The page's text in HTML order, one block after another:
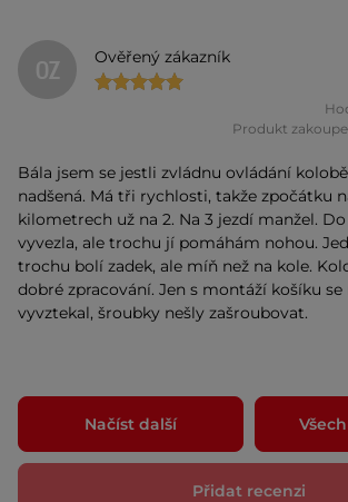
OZ Ověřený zákazník
Produkt
Bála jsem se jestli zvládnu ovládání
nadšená. Má tři rychlosti, takže zpočátku
kilometrech už na 2. Na 3 jezdí manžel.
vyvezla, ale trochu jí pomáhám nohou.
trochu bolí zadek, ale míň než na kole.
dobré zpracování. Jen s montáží košíku se
vyvztekal, šroubky nešly zašroubovat.
Načíst další
Přidat recenzi